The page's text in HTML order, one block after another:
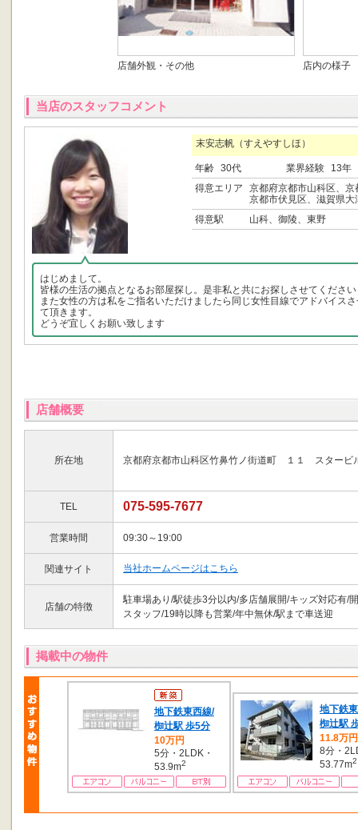
店舗外観・その他 店内の様子
当店のスタッフコメント
末安志帆（すえやすしほ）
年齢 30代 業界経験
13年
得意エリア
京都府京都市山科区、京
京都市伏見区、滋賀県大
得意駅
山科、御陵、東野
はじめまして。
皆様の生活の拠点となるお部屋探し。是非私と共にお探しさせてくださ
また女性の方は私をご指名いただけましたら同じ女性目線でアドバイス
て頂きます。
どうぞ宜しくお願い致します
店舗概要
所在地 京都府京都市山科区竹鼻竹ノ街道町 １１ スタービ
TEL 075-595-7677
営業時間 09:30～19:00
関連サイト 当社ホームページはこちら
店舗の特徴
駐車場あり/駅徒歩3分以内/多店舗展開/キッズ対応有/
スタッフ/19時以降も営業/年中無休/駅まで車送迎
掲載中の物件
地下鉄東西線/
椥辻駅 歩5分
10万円
5分・2LDK・
53.9m2
地下鉄
椥辻駅
11.8万円
8分・
53.77m2